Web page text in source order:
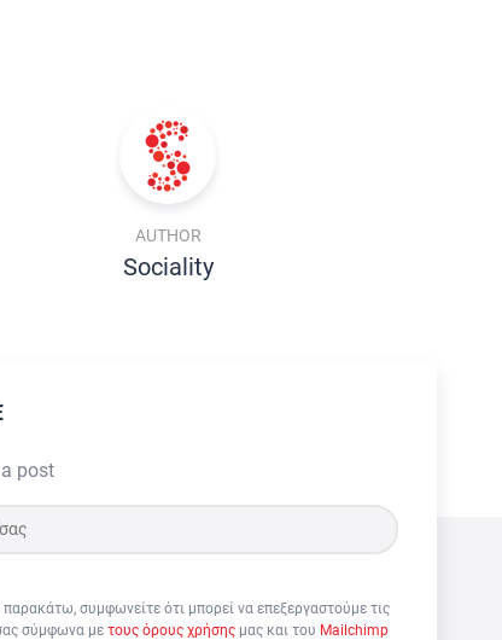
AUTHOR
Sociality
post
συμφωνείτε ότι μπορεί να επεξεργαστούμε τις
σύμφωνα με τους όρους χρήσης μας και του Mailchimp